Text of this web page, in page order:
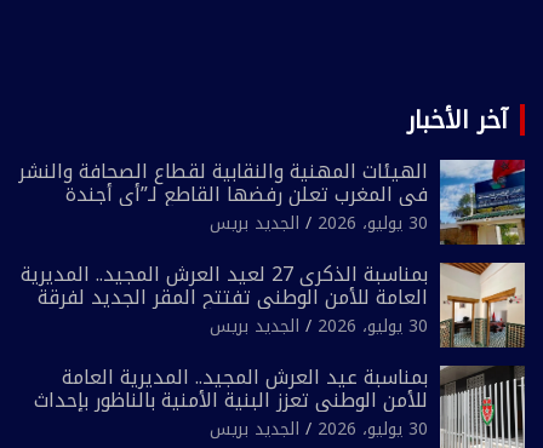
آخر الأخبار
الهيئات المهنية والنقابية لقطاع الصحافة والنشر
في المغرب تعلن رفضها القاطع لـ”أي أجندة
انتخابية مُعدة على مقاس سياسي ومصلحي
ضيق”
30 يوليو، 2026 الجديد بريس
بمناسبة الذكرى 27 لعيد العرش المجيد.. المديرية
العامة للأمن الوطني تفتتح المقر الجديد لفرقة
الشرطة السياحية بفاس
30 يوليو، 2026 الجديد بريس
بمناسبة عيد العرش المجيد.. المديرية العامة
للأمن الوطني تعزز البنية الأمنية بالناظور بإحداث
فرقتين جديدتين
30 يوليو، 2026 الجديد بريس